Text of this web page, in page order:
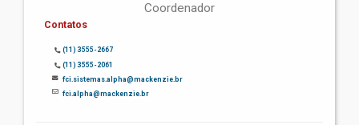
Coordenador
Contatos
(11) 3555-2667
(11) 3555-2061
fci.sistemas.alpha@mackenzie.br
fci.alpha@mackenzie.br